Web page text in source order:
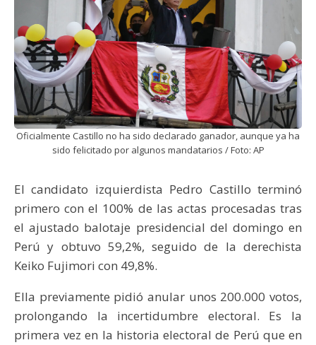
Oficialmente Castillo no ha sido declarado ganador, aunque ya ha
sido felicitado por algunos mandatarios / Foto: AP
El candidato izquierdista Pedro Castillo terminó
primero con el 100% de las actas procesadas tras
el ajustado balotaje presidencial del domingo en
Perú y obtuvo 59,2%, seguido de la derechista
Keiko Fujimori con 49,8%.
Ella previamente pidió anular unos 200.000 votos,
prolongando la incertidumbre electoral. Es la
primera vez en la historia electoral de Perú que en